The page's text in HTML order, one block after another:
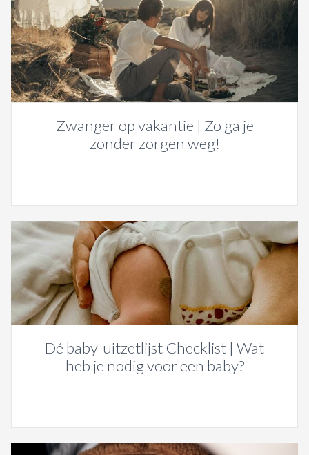
Zwanger op vakantie | Zo ga je
zonder zorgen weg!
Dé baby-uitzetlijst Checklist | Wat
heb je nodig voor een baby?